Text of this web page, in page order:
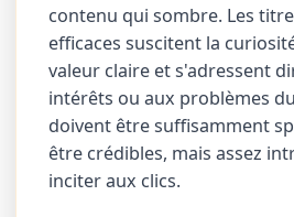
contenu qui sombre. Les
efficaces suscitent la
valeur claire et s'adressent
intérêts ou aux problèmes
doivent être suffisamment
être crédibles, mais assez
inciter aux clics.